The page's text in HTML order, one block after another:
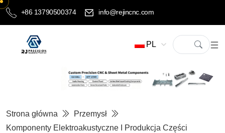
+86 13790500374 info@rejincnc.com
PL
Strona główna
Przemysł
Komponenty Elektroakustyczne I Produkcja Części